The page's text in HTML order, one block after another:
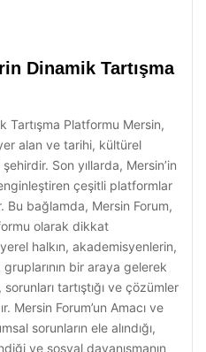
Dinamik Tartışma
Tartışma Platformu Mersin,
alan ve tarihi, kültürel
Son yıllarda, Mersin’in
çeşitli platformlar
Bu bağlamda, Mersin Forum,
olarak dikkat
halkın, akademisyenlerin,
bir araya gelerek
tartıştığı ve çözümler
Mersin Forum’un Amacı ve
sorunların ele alındığı,
ve sosyal dayanışmanın